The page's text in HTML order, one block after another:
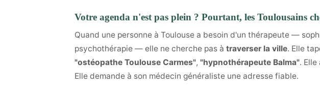
Votre agenda n'est pas plein ? Pourtant, les Toulousains
Quand une personne à Toulouse a besoin d'un thérapeute —
psychothérapie — elle ne cherche pas à traverser la ville. Elle
"ostéopathe Toulouse Carmes", "hypnothérapeute Balma".
Elle demande à son médecin généraliste une adresse fiable.